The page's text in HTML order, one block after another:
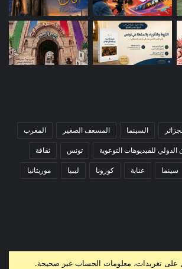
السينما المسعف الصغير المغرب
الدولي للفيديوهات التوعوية تونس ثقافة
سينما عنابة كورونا ليبيا موريتانيا
على تغريدات، معلومات الحساب غير صحيحة.